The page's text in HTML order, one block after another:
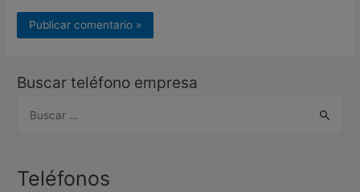
Buscar teléfono empresa
c
Teléfonos